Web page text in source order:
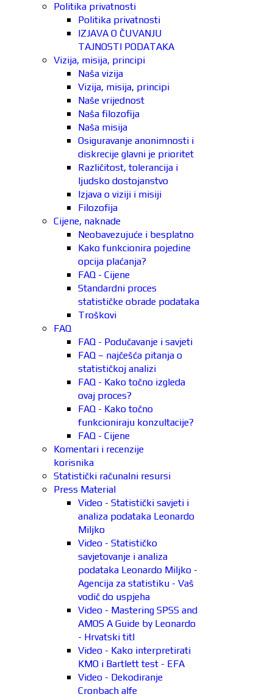
Politika privatnosti
Politika privatnosti
IZJAVA O ČUVANJU
TAJNOSTI PODATAKA
Vizija, misija, principi
Naša vizija
Vizija, misija, principi
Naše vrijednost
Naša filozofija
Naša misija
Osiguravanje anonimnosti i
diskrecije glavni je prioritet
Različitost, tolerancija i
ljudsko dostojanstvo
Izjava o viziji i misiji
Filozofija
Cijene, naknade
Neobavezujuće i besplatno
Kako funkcionira pojedine
opcija plaćanja?
FAQ - Cijene
Standardni proces
statističke obrade podataka
Troškovi
FAQ
FAQ - Podučavanje i savjeti
FAQ – najčešća pitanja o
statističkoj analizi
FAQ - Kako točno izgleda
ovaj proces?
FAQ - Kako točno
funkcioniraju konzultacije?
FAQ - Cijene
Komentari i recenzije
korisnika
Statistički računalni resursi
Press Material
Video - Statistički savjeti i
analiza podataka Leonardo
Miljko
Video - Statističko
savjetovanje i analiza
podataka Leonardo Miljko -
Agencija za statistiku - Vaš
vodič do uspjeha
Video - Mastering SPSS and
AMOS A Guide by Leonardo
- Hrvatski titl
Video - Kako interpretirati
KMO i Bartlett test - EFA
Video - Dekodiranje
Cronbach alfe